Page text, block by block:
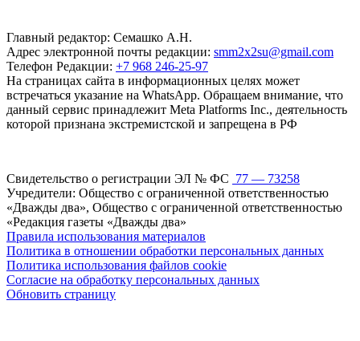
Главный редактор: Семашко А.Н.
Адрес электронной почты редакции: smm2x2su@gmail.com
Телефон Редакции: +7 968 246-25-97
На страницах сайта в информационных целях может
встречаться указание на WhatsApp. Обращаем внимание, что
данный сервис принадлежит Meta Platforms Inc., деятельность
которой признана экстремистской и запрещена в РФ
Свидетельство о регистрации ЭЛ № ФС 77 — 73258
Учредители: Общество с ограниченной ответственностью
«Дважды два», Общество с ограниченной ответственностью
«Редакция газеты «Дважды два»
Правила использования материалов
Политика в отношении обработки персональных данных
Политика использования файлов cookie
Согласие на обработку персональных данных
Обновить страницу